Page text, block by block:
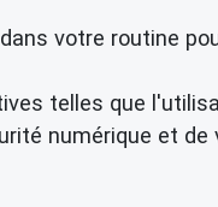
votre routine
telles que
numérique et de